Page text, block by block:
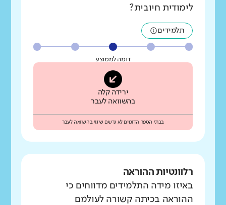
לימודית חיובית?
תלמידים
דומה לממוצע
ירידה קלה
בהשוואה לעבר
בבתי הספר הדומים לא נרשם שינוי בהשוואה לעבר
רלוונטיות ההוראה
באיזו מידה התלמידים מדווחים כי
ההוראה בכיתה קשורה לעולמם